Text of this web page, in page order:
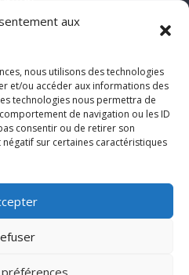
aux
nous utilisons des technologies
et/ou accéder aux informations des
technologies nous permettra de
de navigation ou les ID
consentir ou de retirer son
sur certaines caractéristiques
n'hésite
envoyer
de
de films,
des billets
: